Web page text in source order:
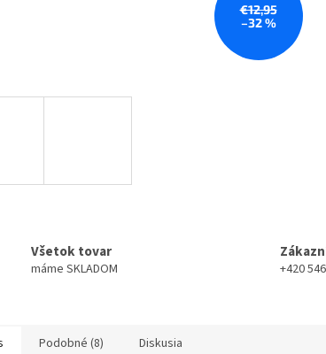
€12,95
–32 %
Všetok tovar
máme SKLADOM +420
Podobné (8) Diskusia